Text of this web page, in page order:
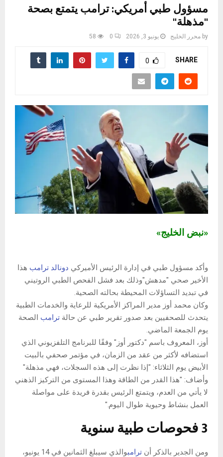
مسؤول طبي أمريكي: ترامب يتمتع بصحة
"مذهلة"
by محرر الخليج يونيو 3, 2026 0
58
SHARE
0
«نبض الخليج»
وأكد مسؤول طبي في إدارة الرئيس الأميركي دونالد ترامب هذا
الأخير صحي "مدهش"وذلك بعد فشل الفحص الطبي الروتيني
في تبديد التساؤلات المحيطة بحالته الصحية.
وكان محمد أوز مدير المراكز الأمريكية للرعاية والخدمات الطبية
يتحدث للصحفيين بعد صدور تقرير طبي عن حالة ترامب الصحة
يوم الجمعة الماضي.
أوز، المعروف باسم "دكتور أوز" وفقًا للبرنامج التلفزيوني الذي
استضافه لأكثر من عقد من الزمان، في مؤتمر صحفي بالبيت
الأبيض يوم الثلاثاء: "إذا نظرت إلى هذه السجلات، فهي مذهلة"
وأضاف: "هذا القدر من الطاقة وهذا المستوى من التركيز الذهني
لا يأتي من العدم، ويتمتع الرئيس بقدرة فريدة على مواصلة
العمل بنشاط وحيوية طوال اليوم."
3 فحوصات طبية سنوية
ومن الجدير بالذكر أن ترامب
والذي سيبلغ الثمانين في 14 يونيو،